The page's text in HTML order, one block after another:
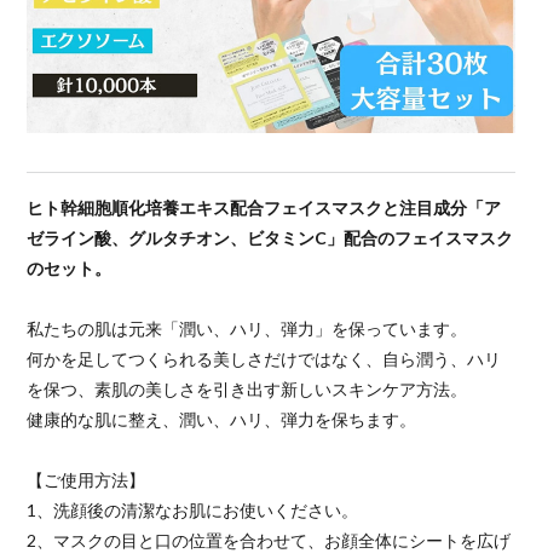
ヒト幹細胞順化培養エキス配合フェイスマスクと注目成分「ア
ゼライン酸、グルタチオン、ビタミンC」配合のフェイスマスク
のセット。
私たちの肌は元来「潤い、ハリ、弾力」を保っています。
何かを足してつくられる美しさだけではなく、自ら潤う、ハリ
を保つ、素肌の美しさを引き出す新しいスキンケア方法。
健康的な肌に整え、潤い、ハリ、弾力を保ちます。
【ご使用方法】
1、洗顔後の清潔なお肌にお使いください。
2、マスクの目と口の位置を合わせて、お顔全体にシートを広げ